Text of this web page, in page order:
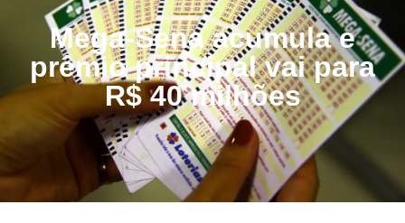
Mega-Sena acumula e
prêmio principal vai para
R$ 40 milhões